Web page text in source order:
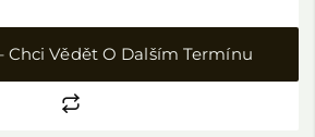
Chci Vědět O Dalším Termínu